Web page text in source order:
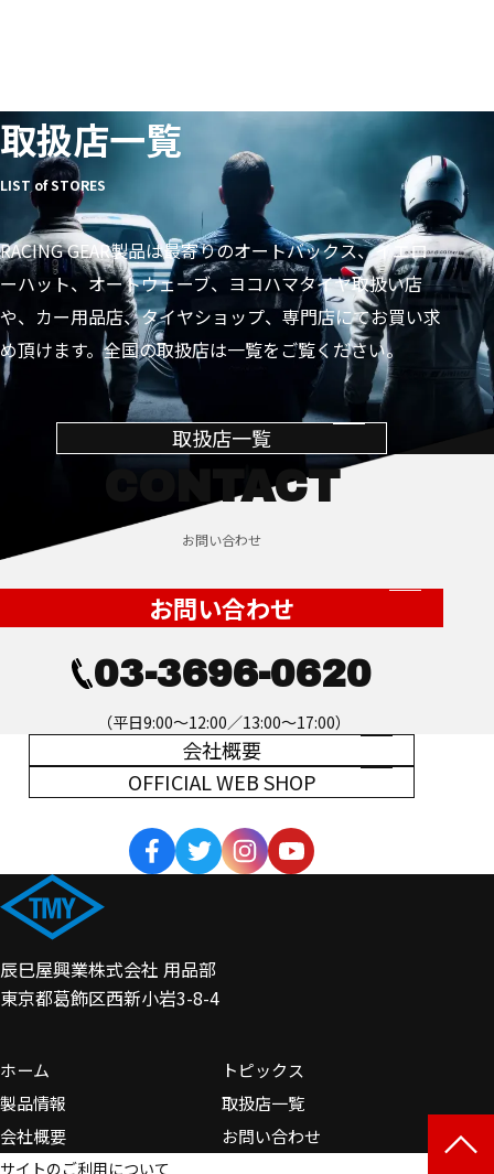
取扱店一覧
LIST of STORES
RACING GEAR製品は最寄りのオートバックス、イエロ
ーハット、オートウェーブ、ヨコハマタイヤ取扱い店
や、カー用品店、タイヤショップ、専門店にてお買い求
め頂けます。全国の取扱店は一覧をご覧ください。
取扱店一覧
CONTACT
お問い合わせ
お問い合わせ
03-3696-0620
（平日9:00～12:00／13:00～17:00）
会社概要
OFFICIAL WEB SHOP
辰巳屋興業株式会社 用品部
東京都葛飾区西新小岩3-8-4
ホーム
トピックス
製品情報
取扱店一覧
会社概要
お問い合わせ
サイトのご利用について